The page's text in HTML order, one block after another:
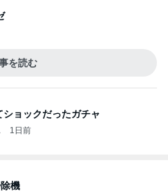
を読む
ョックだったガチャ
1日前
機